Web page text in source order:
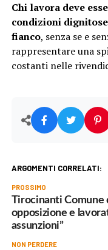
Chi lavora deve
condizioni
fianco, senza se e
rappresentare una
costanti nelle
ARGOMENTI CORRELATI:
PROSSIMO
Tirocinanti Comune
opposizione e
assunzioni”
NON PERDERE